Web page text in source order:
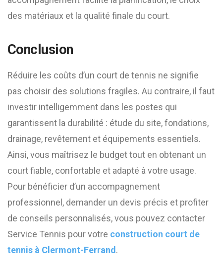
des matériaux et la qualité finale du court.
Conclusion
Réduire les coûts d’un court de tennis ne signifie
pas choisir des solutions fragiles. Au contraire, il faut
investir intelligemment dans les postes qui
garantissent la durabilité : étude du site, fondations,
drainage, revêtement et équipements essentiels.
Ainsi, vous maîtrisez le budget tout en obtenant un
court fiable, confortable et adapté à votre usage.
Pour bénéficier d’un accompagnement
professionnel, demander un devis précis et profiter
de conseils personnalisés, vous pouvez contacter
Service Tennis pour votre construction court de
tennis à Clermont-Ferrand .